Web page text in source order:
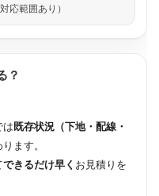
応範囲あり）
？
は 既存状況（下地・配線・
ます。
できるだけ早く お見積りを